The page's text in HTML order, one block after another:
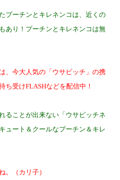
プーチンとキレネンコは、近くの
あり！ プーチンとキレネンコは無
、今大人気の「ウサビッチ」の携
ち受けFLASHなどを配信中！
ることが出来ない「ウサビッチネ
ュート＆クールなプーチン＆キレ
。（カリ子）